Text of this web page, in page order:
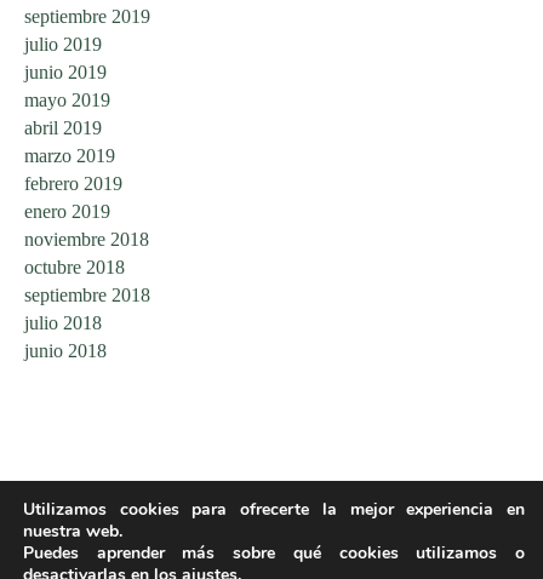
septiembre 2019
julio 2019
junio 2019
mayo 2019
abril 2019
marzo 2019
febrero 2019
enero 2019
noviembre 2018
octubre 2018
septiembre 2018
julio 2018
junio 2018
Utilizamos cookies para ofrecerte la mejor experiencia en
nuestra web.
Puedes aprender más sobre qué cookies utilizamos o